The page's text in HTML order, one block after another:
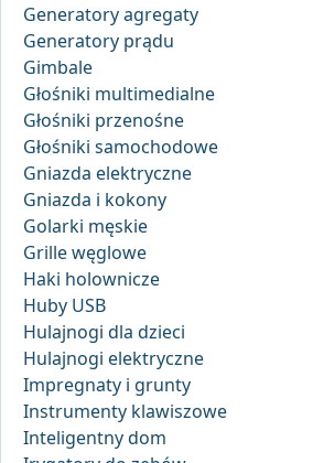
Generatory agregaty
Generatory prądu
Gimbale
Głośniki multimedialne
Głośniki przenośne
Głośniki samochodowe
Gniazda elektryczne
Gniazda i kokony
Golarki męskie
Grille węglowe
Haki holownicze
Huby USB
Hulajnogi dla dzieci
Hulajnogi elektryczne
Impregnaty i grunty
Instrumenty klawiszowe
Inteligentny dom